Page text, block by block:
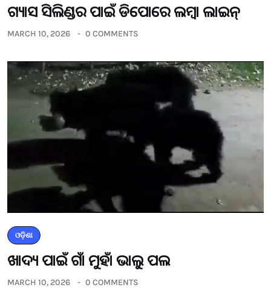
ଗ୍ୟାସ ସିଲିଣ୍ଡର ପାଇଁ ଡିପୋରେ ଲମ୍ବା ଲାଇନ୍
MARCH 10, 2026 0 COMMENTS
ଓଡ଼ିଶା
ଖାଦ୍ୟ ପାଇଁ ଗାଁ ମୁହାଁ ଭାଲୁ ପଲ
MARCH 10, 2026 0 COMMENTS